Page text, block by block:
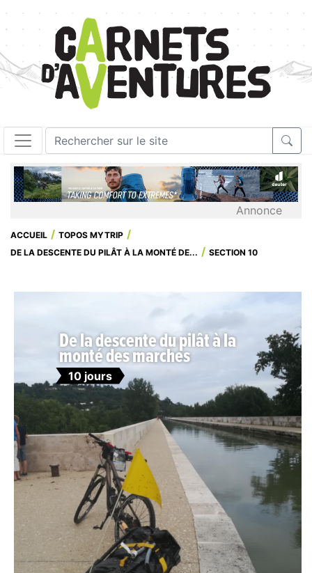
Annonce
ACCUEIL
TOPOS MYTRIP
DE LA DESCENTE DU PILÂT À LA MONTÉ DE...
SECTION 10
De la descente du pilât à la
monté des marches
10 jours